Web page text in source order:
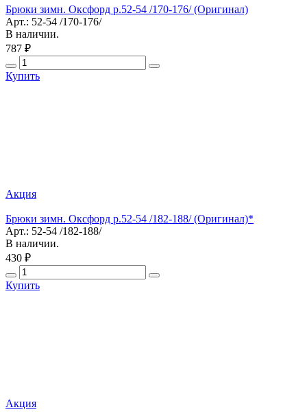
Брюки зимн. Оксфорд р.52-54 /170-176/ (Оригинал)
Арт.: 52-54 /170-176/
В наличии.
787 ₽
Купить
Акция
Брюки зимн. Оксфорд р.52-54 /182-188/ (Оригинал)*
Арт.: 52-54 /182-188/
В наличии.
430 ₽
Купить
Акция